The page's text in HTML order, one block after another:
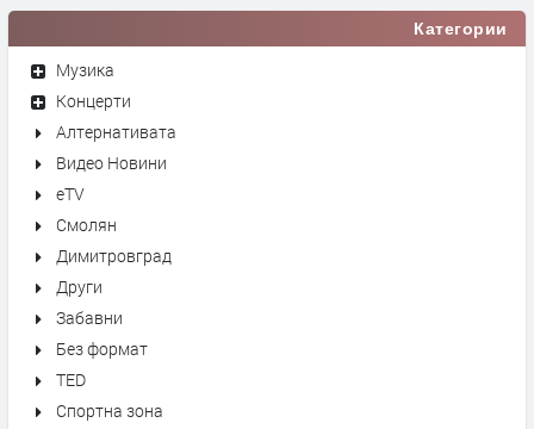
Категории
Музика
Концерти
Алтернативата
Видео Новини
eTV
Смолян
Димитровград
Други
Забавни
Без формат
TED
Спортна зона